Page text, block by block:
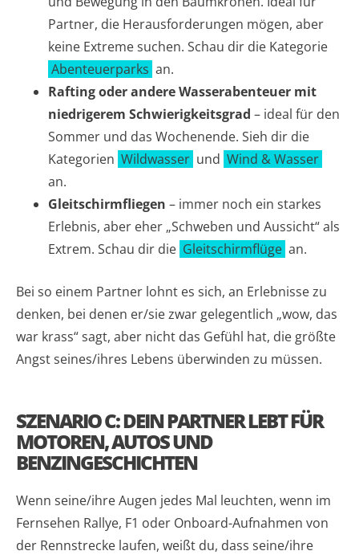
Partner, die Herausforderungen mögen, aber
keine Extreme suchen. Schau dir die Kategorie
Abenteuerparks an.
Rafting oder andere Wasserabenteuer mit
niedrigerem Schwierigkeitsgrad – ideal für den
Sommer und das Wochenende. Sieh dir die
Kategorien Wildwasser und Wind & Wasser
an.
Gleitschirmfliegen – immer noch ein starkes
Erlebnis, aber eher „Schweben und Aussicht“ als
Extrem. Schau dir die Gleitschirmflüge an.
Bei so einem Partner lohnt es sich, an Erlebnisse zu
denken, bei denen er/sie zwar gelegentlich „wow, das
war krass“ sagt, aber nicht das Gefühl hat, die größte
Angst seines/ihres Lebens überwinden zu müssen.
SZENARIO C: DEIN PARTNER LEBT FÜR
MOTOREN, AUTOS UND
BENZINGESCHICHTEN
Wenn seine/ihre Augen jedes Mal leuchten, wenn im
Fernsehen Rallye, F1 oder Onboard-Aufnahmen von
der Rennstrecke laufen, weißt du, dass seine/ihre